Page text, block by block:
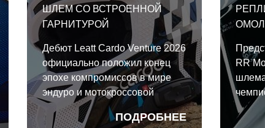
ШЛЕМ СО ВСТРОЕННОЙ
ГАРНИТУРОЙ
ПОДРОБНЕЕ
Дебют Leatt Cardo Venture 2026
официально положил конец
эпохе компромиссов в мире
эндуро и мотокроссовой
экипировки. Рожденный в
коллаборации гигантов связи
RR
этот